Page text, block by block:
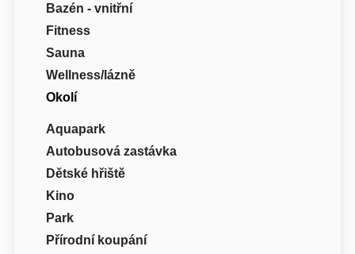
Bazén - vnitřní
Fitness
Sauna
Wellness/lázně
Okolí
Aquapark
Autobusová zastávka
Dětské hřiště
Kino
Park
Přírodní koupání